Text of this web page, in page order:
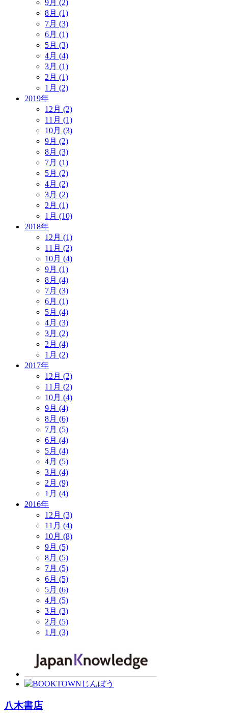
9月 (2)
8月 (1)
7月 (3)
6月 (1)
5月 (3)
4月 (4)
3月 (1)
2月 (1)
1月 (2)
2019年
12月 (2)
11月 (1)
10月 (3)
9月 (2)
8月 (3)
7月 (1)
5月 (2)
4月 (2)
3月 (2)
2月 (1)
1月 (10)
2018年
12月 (1)
11月 (2)
10月 (4)
9月 (1)
8月 (4)
7月 (3)
6月 (1)
5月 (4)
4月 (3)
3月 (2)
2月 (4)
1月 (2)
2017年
12月 (2)
11月 (2)
10月 (4)
9月 (4)
8月 (6)
7月 (5)
6月 (4)
5月 (4)
4月 (5)
3月 (4)
2月 (9)
1月 (4)
2016年
12月 (3)
11月 (4)
10月 (8)
9月 (5)
8月 (5)
7月 (5)
6月 (5)
5月 (6)
4月 (5)
3月 (3)
2月 (5)
1月 (3)
八木書店